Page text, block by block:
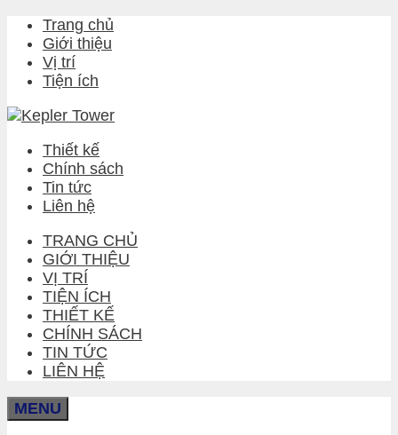
Skip
content
Trang chủ
Giới thiệu
Vị trí
Tiện ích
Thiết kế
Chính sách
Tin tức
Liên hệ
TRANG CHỦ
GIỚI THIỆU
VỊ TRÍ
TIỆN ÍCH
THIẾT KẾ
CHÍNH SÁCH
TIN TỨC
LIÊN HỆ
MENU